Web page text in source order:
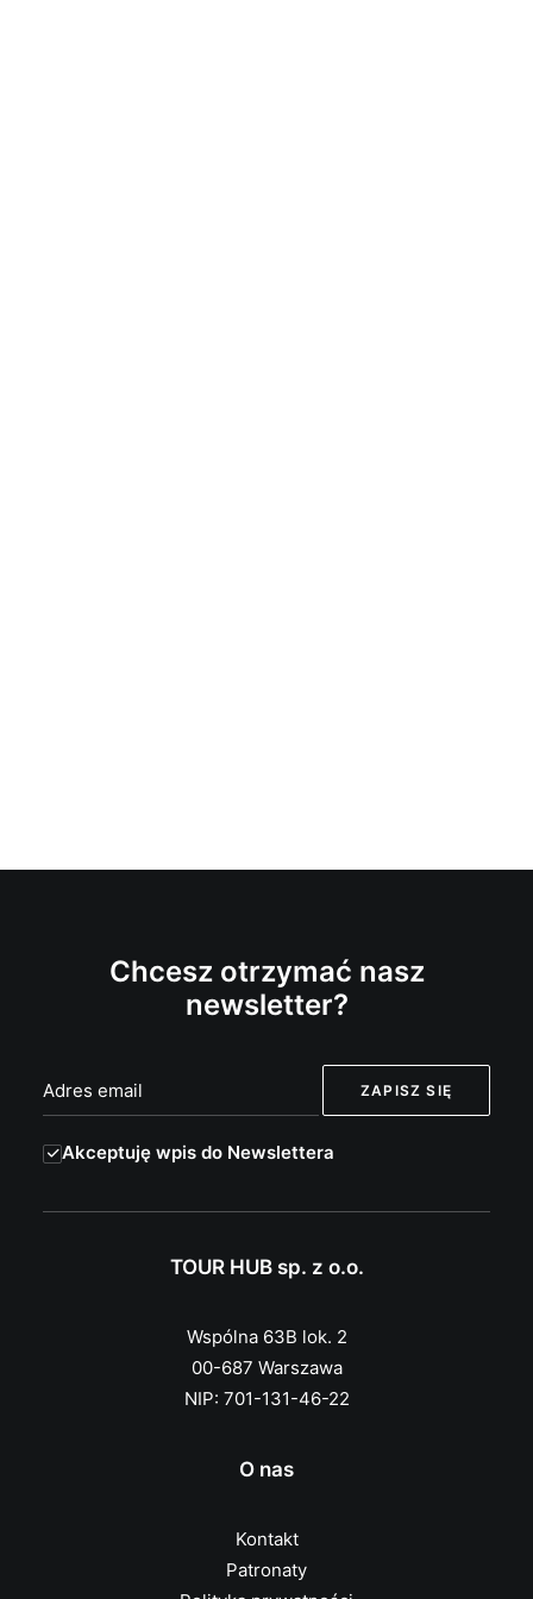
Chcesz otrzymać nasz
newsletter?
Akceptuję wpis do Newslettera
TOUR HUB sp. z o.o.
Wspólna 63B lok. 2
00-687 Warszawa
NIP: 701-131-46-22
O nas
Kontakt
Patronaty